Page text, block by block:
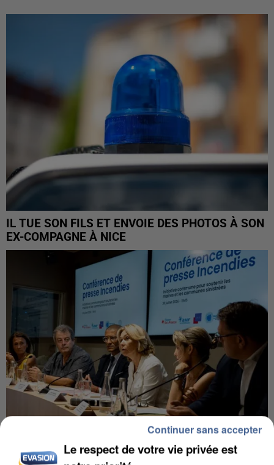
IL TUE SON FILS ET ENVOIE DES PHOTOS À SON
EX-COMPAGNE À NICE
INCENDIES : L’ÎLE-DE-FRANCE LANCE UN ÉLAN
Le respect de votre vie privée est
Continuer sans accepter